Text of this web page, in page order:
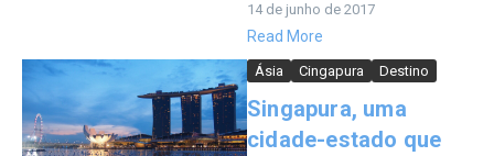
14 de junho de 2017
Read More
Ásia Cingapura Destino
Singapura, uma
cidade-estado que